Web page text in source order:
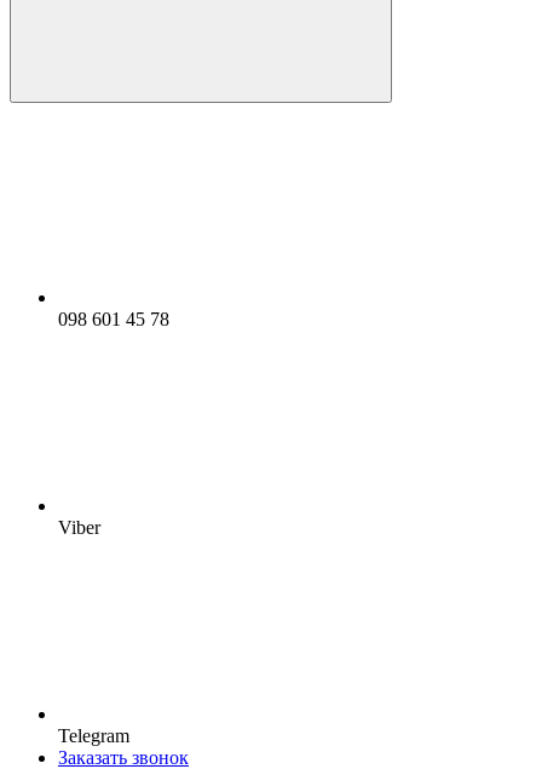
098 601 45 78
Viber
Telegram
Заказать звонок